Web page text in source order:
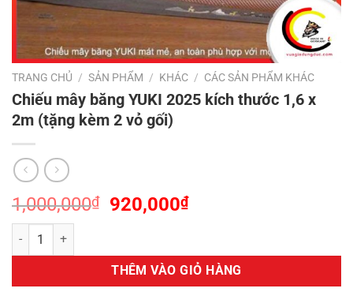
TRANG CHỦ / SẢN PHẨM / KHÁC / CÁC SẢN PHẨM KHÁC
Chiếu mây băng YUKI 2025 kích thước 1,6 x
2m (tặng kèm 2 vỏ gối)
1,000,000₫
Giá
1,000,000₫.
920,000₫Giá
là:
920,000₫.
Chiếu mây băng YUKI 2025 kích thước 1,6 x 2m (tặng kèm 2 vỏ gối)
THÊM VÀO GIỎ HÀNG